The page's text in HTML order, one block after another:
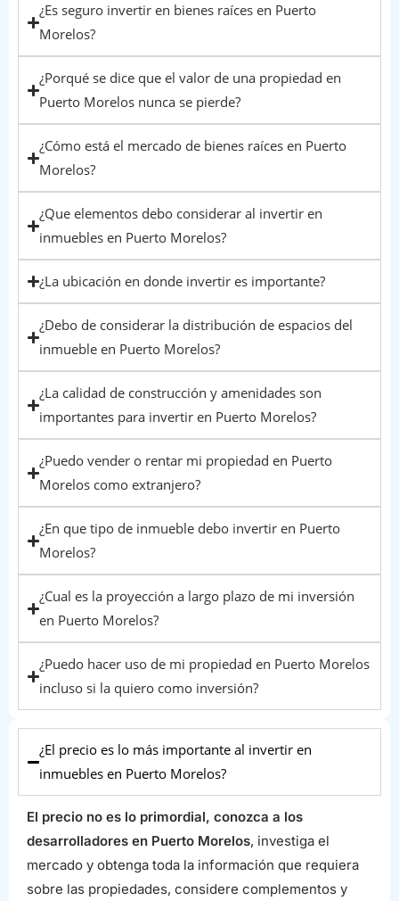
¿Es seguro invertir en bienes raíces en Puerto
Morelos?
¿Porqué se dice que el valor de una propiedad en
Puerto Morelos nunca se pierde?
¿Cómo está el mercado de bienes raíces en Puerto
Morelos?
¿Que elementos debo considerar al invertir en
inmuebles en Puerto Morelos?
¿La ubicación en donde invertir es importante?
¿Debo de considerar la distribución de espacios del
inmueble en Puerto Morelos?
¿La calidad de construcción y amenidades son
importantes para invertir en Puerto Morelos?
¿Puedo vender o rentar mi propiedad en Puerto
Morelos como extranjero?
¿En que tipo de inmueble debo invertir en Puerto
Morelos?
¿Cual es la proyección a largo plazo de mi inversión
en Puerto Morelos?
¿Puedo hacer uso de mi propiedad en Puerto Morelos
incluso si la quiero como inversión?
¿El precio es lo más importante al invertir en
inmuebles en Puerto Morelos?
El precio no es lo primordial, conozca a los
desarrolladores en Puerto Morelos, investiga el
mercado y obtenga toda la información que requiera
sobre las propiedades, considere complementos y